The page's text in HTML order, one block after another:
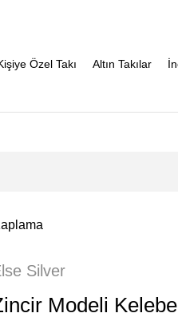
Özel Takı Altın Takılar
Silver
Modeli